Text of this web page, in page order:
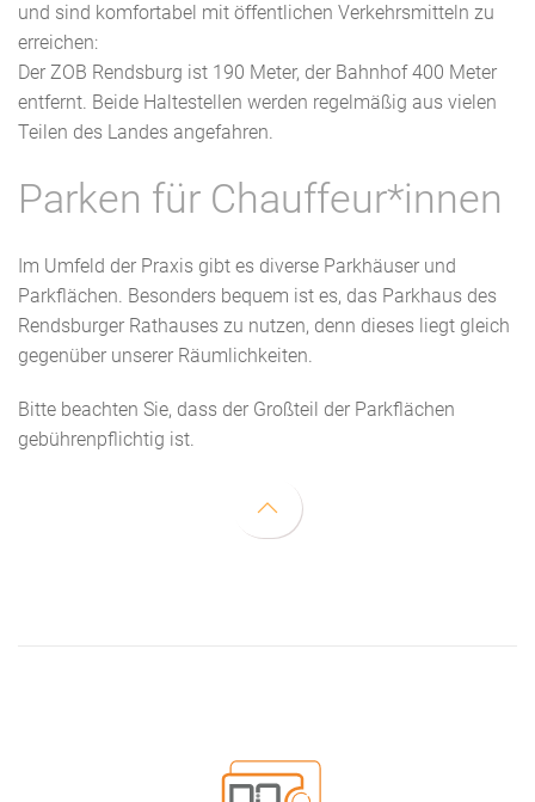
und sind komfortabel mit öffentlichen Verkehrsmitteln zu
erreichen:
Der ZOB Rendsburg ist 190 Meter, der Bahnhof 400 Meter
entfernt. Beide Haltestellen werden regelmäßig aus vielen
Teilen des Landes angefahren.
Parken für Chauffeur*innen
Im Umfeld der Praxis gibt es diverse Parkhäuser und
Parkflächen. Besonders bequem ist es, das Parkhaus des
Rendsburger Rathauses zu nutzen, denn dieses liegt gleich
gegenüber unserer Räumlichkeiten.
Bitte beachten Sie, dass der Großteil der Parkflächen
gebührenpflichtig ist.